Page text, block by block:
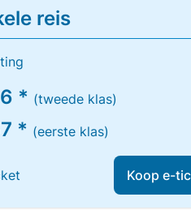
reis
* (tweede klas)
* (eerste klas)
Koop e-